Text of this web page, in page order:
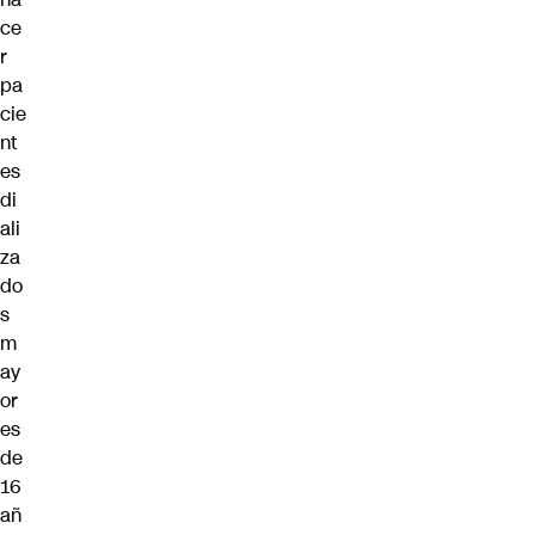
ce
r
pa
cie
nt
es
di
ali
za
do
s
m
ay
or
es
de
16
añ